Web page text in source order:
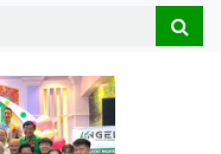
Search